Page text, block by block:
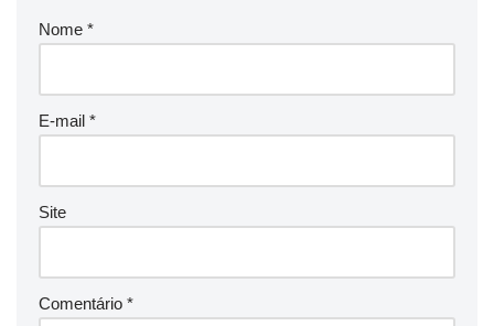
Nome *
E-mail *
Site
Comentário *